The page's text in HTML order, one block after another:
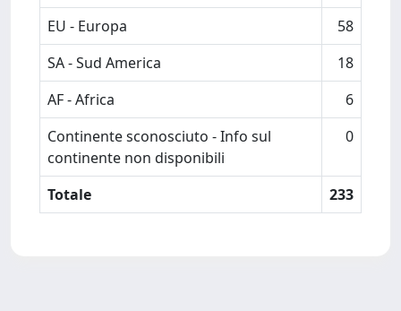
EU - Europa
58
SA - Sud America
18
AF - Africa
6
Continente sconosciuto - Info sul
continente non disponibili
0
Totale 233